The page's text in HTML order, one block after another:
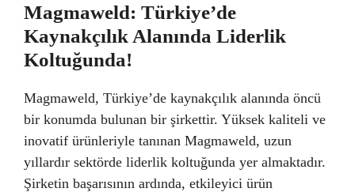
Magmaweld: Türkiye’de
Kaynakçılık Alanında Liderlik
Koltuğunda!
Magmaweld, Türkiye’de kaynakçılık alanında öncü
bir konumda bulunan bir şirkettir. Yüksek kaliteli ve
inovatif ürünleriyle tanınan Magmaweld, uzun
yıllardır sektörde liderlik koltuğunda yer almaktadır.
Şirketin başarısının ardında, etkileyici ürün